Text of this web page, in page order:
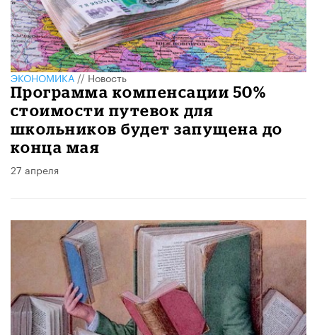
ЭКОНОМИКА//Новость
Программа компенсации 50%
стоимости путевок для
школьников будет запущена до
конца мая
27 апреля